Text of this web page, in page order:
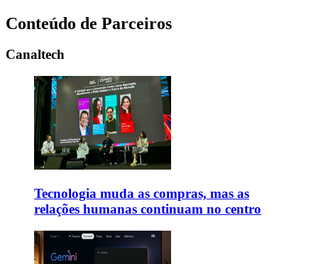
Conteúdo de Parceiros
Canaltech
Tecnologia muda as compras, mas as
relações humanas continuam no centro